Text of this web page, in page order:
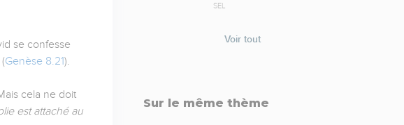
se confesse
Genèse 8.21).
cela ne doit
est attaché au
SEL
Voir tout
Sur le même thème